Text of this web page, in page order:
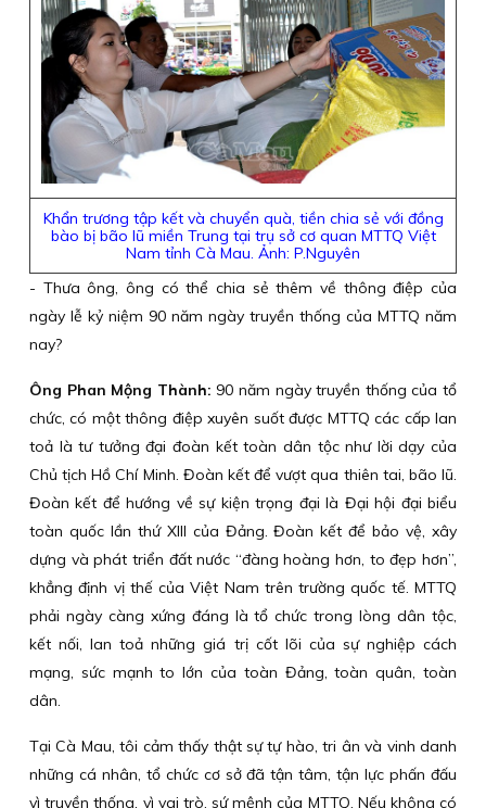
Khẩn trương tập kết và chuyển quà, tiền chia sẻ với đồng
bào bị bão lũ miền Trung tại trụ sở cơ quan MTTQ Việt
Nam tỉnh Cà Mau. Ảnh: P.Nguyên
- Thưa ông, ông có thể chia sẻ thêm về thông điệp của
ngày lễ kỷ niệm 90 năm ngày truyền thống của MTTQ năm
nay?
Ông Phan Mộng Thành: 90 năm ngày truyền thống của tổ
chức, có một thông điệp xuyên suốt được MTTQ các cấp lan
toả là tư tưởng đại đoàn kết toàn dân tộc như lời dạy của
Chủ tịch Hồ Chí Minh. Đoàn kết để vượt qua thiên tai, bão lũ.
Đoàn kết để hướng về sự kiện trọng đại là Đại hội đại biểu
toàn quốc lần thứ XIII của Đảng. Đoàn kết để bảo vệ, xây
dựng và phát triển đất nước “đàng hoàng hơn, to đẹp hơn”,
khẳng định vị thế của Việt Nam trên trường quốc tế. MTTQ
phải ngày càng xứng đáng là tổ chức trong lòng dân tộc,
kết nối, lan toả những giá trị cốt lõi của sự nghiệp cách
mạng, sức mạnh to lớn của toàn Đảng, toàn quân, toàn
dân.
Tại Cà Mau, tôi cảm thấy thật sự tự hào, tri ân và vinh danh
những cá nhân, tổ chức cơ sở đã tận tâm, tận lực phấn đấu
vì truyền thống, vì vai trò, sứ mệnh của MTTQ. Nếu không có